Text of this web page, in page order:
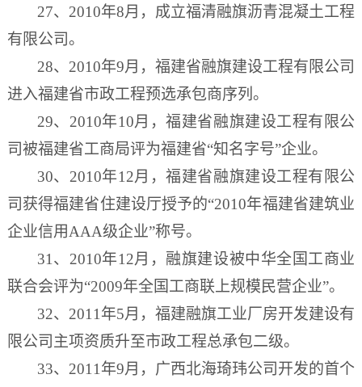
27、2010年8月，成立福清融旗沥青混凝土工程
有限公司。
28、2010年9月，福建省融旗建设工程有限公司
进入福建省市政工程预选承包商序列。
29、2010年10月，福建省融旗建设工程有限公
司被福建省工商局评为福建省“知名字号”企业。
30、2010年12月，福建省融旗建设工程有限公
司获得福建省住建设厅授予的“2010年福建省建筑业
企业信用AAA级企业”称号。
31、2010年12月，融旗建设被中华全国工商业
联合会评为“2009年全国工商联上规模民营企业”。
32、2011年5月，福建融旗工业厂房开发建设有
限公司主项资质升至市政工程总承包二级。
33、2011年9月，广西北海琦玮公司开发的首个